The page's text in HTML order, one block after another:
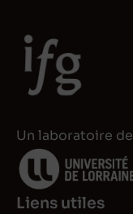
Un laboratoire de
Liens utiles